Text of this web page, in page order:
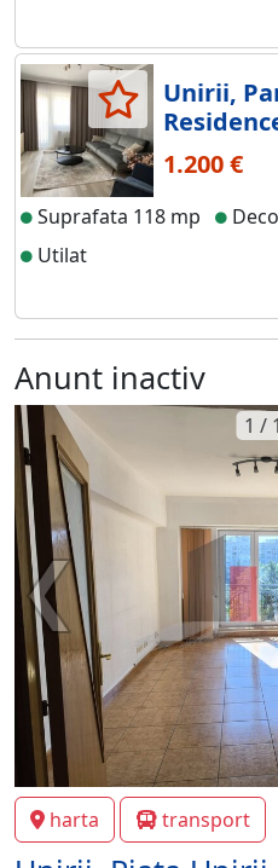
Unirii,
1.200 €
Suprafata 118 mp
Utilat
Anunt inactiv
1 /
harta transport